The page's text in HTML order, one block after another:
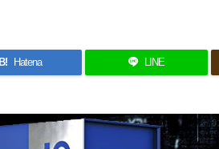
B! Hatena LINE